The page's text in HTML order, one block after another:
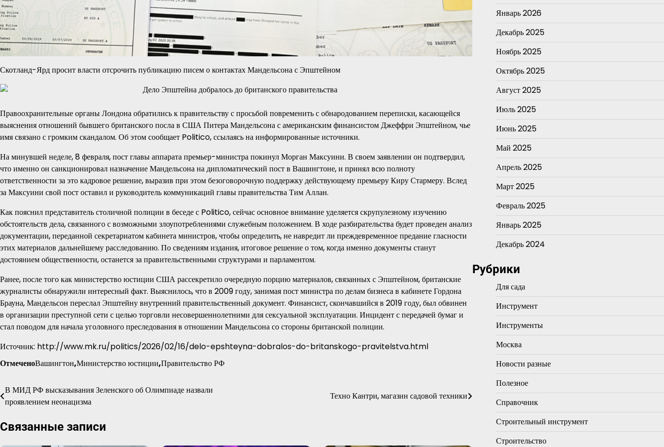
Скотланд-Ярд просит власти отсрочить публикацию писем о контактах Мандельсона с Эпштейном
Правоохранительные органы Лондона обратились к правительству с просьбой повременить с обнародованием переписки, касающейся
выяснения отношений бывшего британского посла в США Питера Мандельсона с американским финансистом Джеффри Эпштейном, чье
имя связано с громким скандалом. Об этом сообщает Politico, ссылаясь на информированные источники.
На минувшей неделе, 8 февраля, пост главы аппарата премьер-министра покинул Морган Максуини. В своем заявлении он подтвердил,
что именно он санкционировал назначение Мандельсона на дипломатический пост в Вашингтоне, и принял всю полноту
ответственности за это кадровое решение, выразив при этом безоговорочную поддержку действующему премьеру Киру Стармеру. Вслед
за Максуини свой пост оставил и руководитель коммуникаций главы правительства Тим Аллан.
Как пояснил представитель столичной полиции в беседе с Politico, сейчас основное внимание уделяется скрупулезному изучению
обстоятельств дела, связанного с возможными злоупотреблениями служебным положением. В ходе разбирательства будет проведен анализ
документации, переданной секретариатом кабинета министров, чтобы определить, не навредит ли преждевременное предание гласности
этих материалов дальнейшему расследованию. По сведениям издания, итоговое решение о том, когда именно документы станут
достоянием общественности, останется за правительственными структурами и парламентом.
Ранее, после того как министерство юстиции США рассекретило очередную порцию материалов, связанных с Эпштейном, британские
журналисты обнаружили интересный факт. Выяснилось, что в 2009 году, занимая пост министра по делам бизнеса в кабинете Гордона
Брауна, Мандельсон переслал Эпштейну внутренний правительственный документ. Финансист, скончавшийся в 2019 году, был обвинен
в организации преступной сети с целью торговли несовершеннолетними для сексуальной эксплуатации. Инцидент с передачей бумаг и
стал поводом для начала уголовного преследования в отношении Мандельсона со стороны британской полиции.
Источник: http://www.mk.ru/politics/2026/02/16/delo-epshteyna-dobralos-do-britanskogo-pravitelstva.html
ОтмеченоВашингтон,Министерство юстиции,Правительство РФ
Навигация
по
записям
В МИД РФ высказывания Зеленского об Олимпиаде назвали
проявлением неонацизма
Техно Кантри, магазин садовой техники
Связанные записи
Январь 2026
Декабрь 2025
Ноябрь 2025
Октябрь 2025
Август 2025
Июль 2025
Июнь 2025
Май 2025
Апрель 2025
Март 2025
Февраль 2025
Январь 2025
Декабрь 2024
Рубрики
Для сада
Инструмент
Инструменты
Москва
Новости разные
Полезное
Справочник
Строительный инструмент
Строительство